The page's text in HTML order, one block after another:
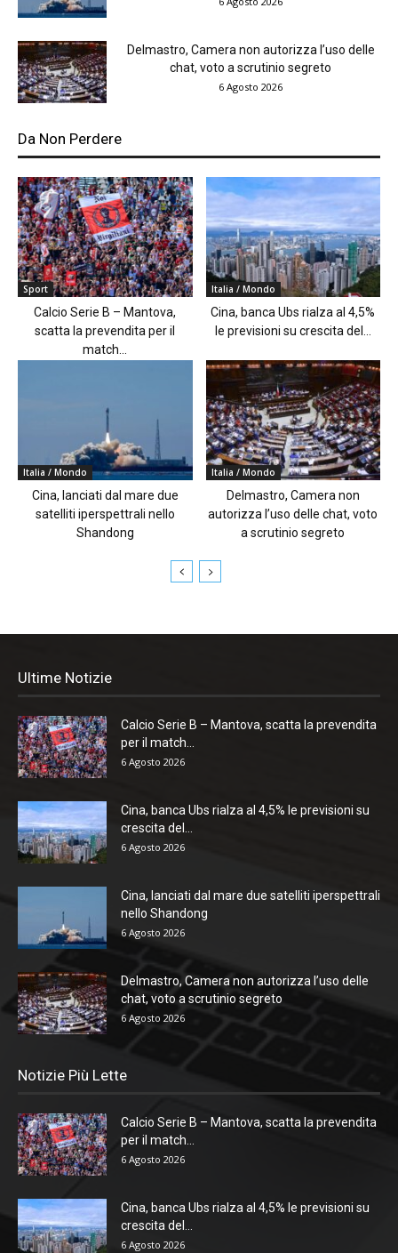
Delmastro, Camera non autorizza l’uso delle
chat, voto a scrutinio segreto
6 Agosto 2026
Da Non Perdere
Sport
Calcio Serie B – Mantova,
scatta la prevendita per il
match...
Italia / Mondo
Cina, banca Ubs rialza al 4,5%
le previsioni su crescita del...
Italia / Mondo
Cina, lanciati dal mare due
satelliti iperspettrali nello
Shandong
Italia / Mondo
Delmastro, Camera non
autorizza l’uso delle chat, voto
a scrutinio segreto
Ultime Notizie
Calcio Serie B – Mantova, scatta la prevendita
per il match...
6 Agosto 2026
Cina, banca Ubs rialza al 4,5% le previsioni su
crescita del...
6 Agosto 2026
Cina, lanciati dal mare due satelliti iperspettrali
nello Shandong
6 Agosto 2026
Delmastro, Camera non autorizza l’uso delle
chat, voto a scrutinio segreto
6 Agosto 2026
Notizie Più Lette
Calcio Serie B – Mantova, scatta la prevendita
per il match...
6 Agosto 2026
Cina, banca Ubs rialza al 4,5% le previsioni su
crescita del...
6 Agosto 2026